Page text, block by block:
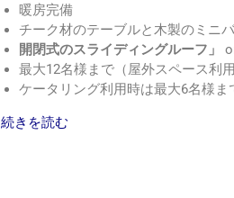
暖房完備
チーク材のテーブルと木製のミニ
開閉式のスライディングルーフ」
最大12名様まで（屋外スペース利
ケータリング利用時は最大6名様ま
続きを読む